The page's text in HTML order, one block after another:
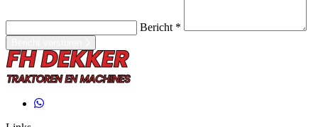
Bericht *